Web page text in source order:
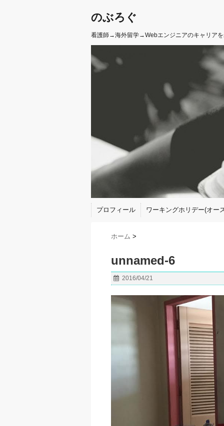
のぶろぐ
看護師→海外留学→Webエンジニアのキャリア
プロフィール ワーキングホリデー(オー
ホーム >
unnamed-6
2016/04/21